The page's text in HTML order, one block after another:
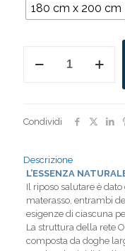
180 cm x 200 cm
quantità
Condividi
Descrizione
L’ESSENZA
Il riposo salutare è
materasso, entrambi
esigenze di ciascuna
La struttura della rete
composta da doghe